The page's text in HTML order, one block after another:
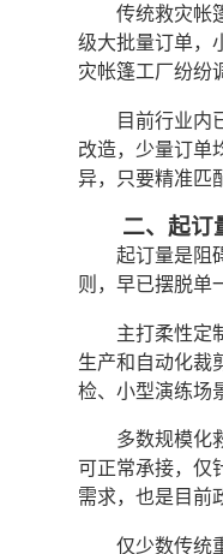
传统救灾帐
级大批量订单，
灾帐篷工厂纷纷
目前行业内
改造，少量订单
异，只要精准匹
二、起订
起订量是阻
则，早已摆脱单
主打柔性定
生产和自动化裁
检、小型演练场
多数规模化
可正常承接，仅
需求，也是目前
仅少数传统